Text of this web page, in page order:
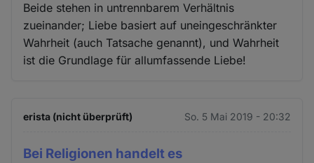
Beide stehen in untrennbarem Verhältnis
zueinander; Liebe basiert auf uneingeschränkter
Wahrheit (auch Tatsache genannt), und Wahrheit
ist die Grundlage für allumfassende Liebe!
erista (nicht überprüft) So. 5 Mai 2019 - 20:32
Bei Religionen handelt es